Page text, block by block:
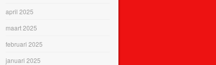
april 2025
maart 2025
februari 2025
januari 2025